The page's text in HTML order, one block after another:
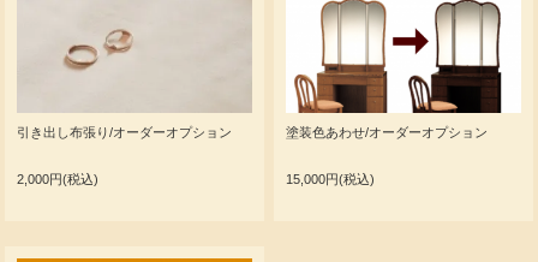
引き出し布張り/オーダーオプション
2,000円(税込)
塗装色あわせ/オーダーオプション
15,000円(税込)